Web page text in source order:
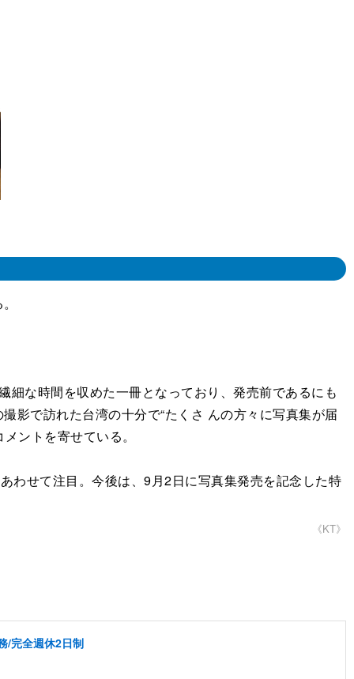
な時間を収めた一冊となっており、発売前であるにも
影で訪れた台湾の十分で“たくさ んの方々に写真集が届
ントを寄せている。
わせて注目。今後は、9月2日に写真集発売を記念した特
《KT》
/完全週休2日制